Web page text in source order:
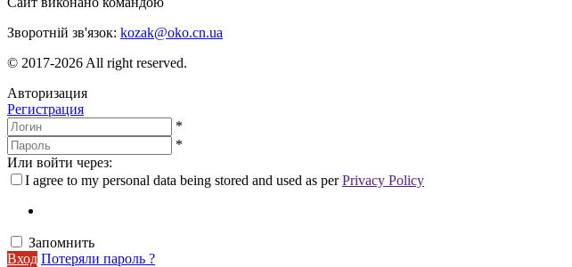
Зворотній зв'язок: kozak@oko.cn.ua
© 2017-2026 All right reserved.
Авторизация
Регистрация
*
*
Или войти через:
I agree to my personal data being stored and used as perPrivacy Policy
Запомнить
Вход Потеряли пароль ?